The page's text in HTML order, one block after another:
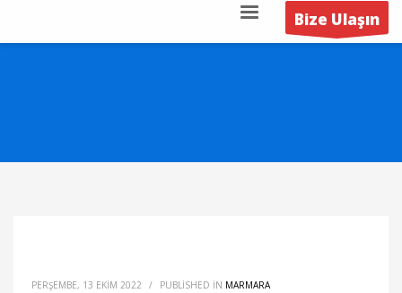
Bize Ulaşın
PERŞEMBE, 13 EKIM 2022 / PUBLISHED IN MARMARA